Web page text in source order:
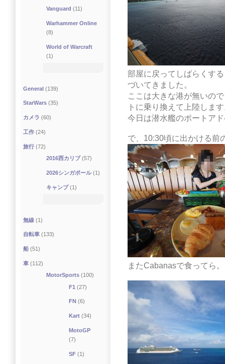
部屋に戻ってしばらくす
づいてきました。
ここは大きな港が無いの
トに乗り換えて上陸しま
今日は潜水艦のポートア
で、10:30頃に出かける前
またCabanasで食ってら
Vanguard (11)
Warhammer Online
(8)
World of Warcraft
(1)
General (139)
StarWars (35)
カメラ (60)
工作 (24)
旅行 (72)
2016西カリブ(57)
2026シンガポール(1)
キャンプ(1)
無線 (1)
自転車 (133)
船 (51)
車 (112)
MotorSports(100)
F1 (27)
FN (6)
Kart (34)
MotoGP
(7)
SF (1)